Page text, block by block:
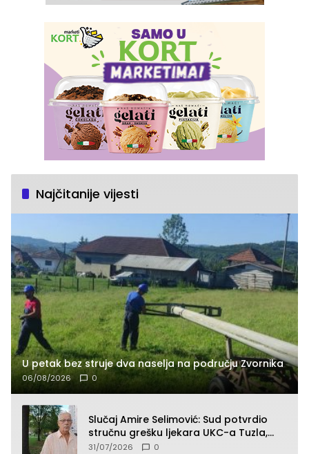
Najčitanije vijesti
U petak bez struje dva naselja na području Zvornika
06/08/2026 0
Slučaj Amire Selimović: Sud potvrdio
stručnu grešku ljekara UKC-a Tuzla,
presudan dokaz ostala obdukcija
31/07/2026 0